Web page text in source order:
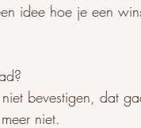
idee hoe je een
bevestigen, dat
niet.